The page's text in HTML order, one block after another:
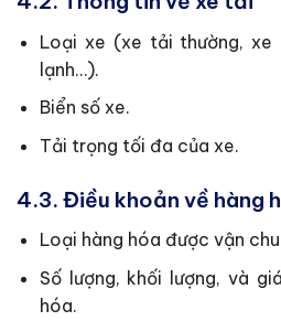
Loại xe (xe tải thường,
lạnh…).
Biển số xe.
Tải trọng tối đa của xe.
4.3. Điều khoản về hàng
Loại hàng hóa được vận
Số lượng, khối lượng, và
hóa.